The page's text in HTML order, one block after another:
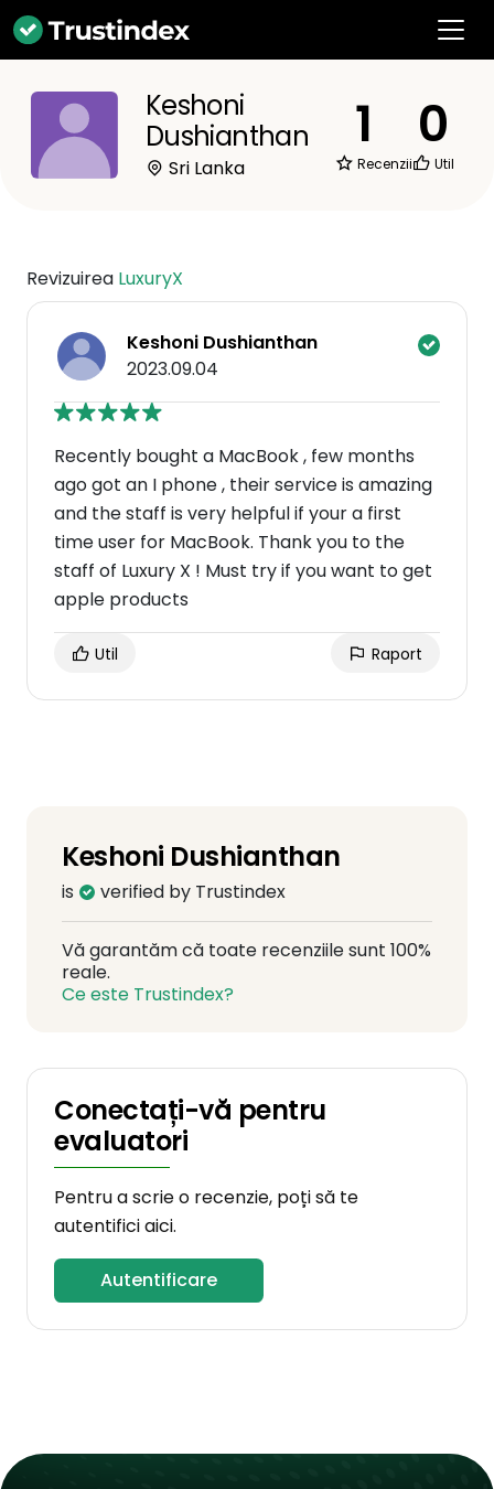
Keshoni
Dushianthan
Sri Lanka
1
Recenzii
0
Util
Revizuirea LuxuryX
Keshoni Dushianthan
2023.09.04
Recently bought a MacBook , few months
ago got an I phone , their service is amazing
and the staff is very helpful if your a first
time user for MacBook. Thank you to the
staff of Luxury X ! Must try if you want to get
apple products
Util Raport
Keshoni Dushianthan
is verified by Trustindex
Vă garantăm că toate recenziile sunt 100%
reale.
Ce este Trustindex?
Conectați-vă pentru
evaluatori
Pentru a scrie o recenzie, poți să te
autentifici aici.
Autentificare